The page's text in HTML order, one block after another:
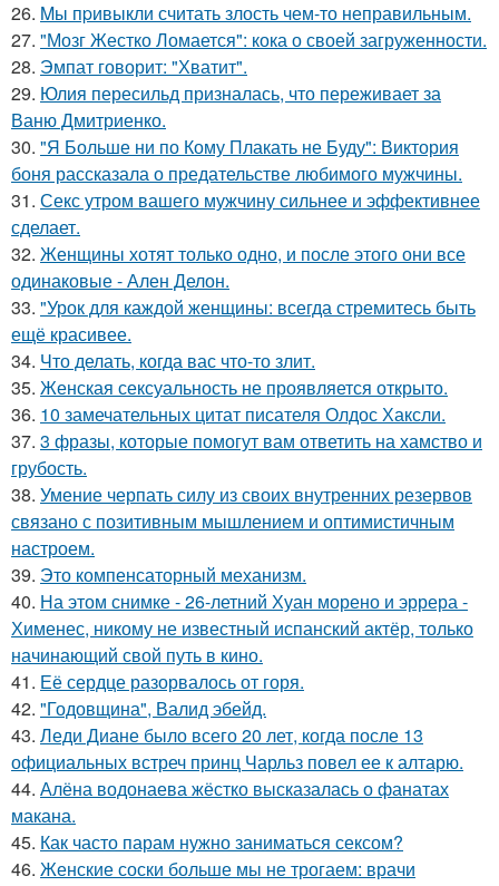
26. Mы пpивыкли считать злость чем-то неправильным.
27. "Мозг Жестко Ломается": кока о своей загруженности.
28. Эмпат говорит: "Хватит".
29. Юлия пересильд призналась, что переживает за
Ваню Дмитриенко.
30. "Я Больше ни по Кому Плакать не Буду": Виктория
боня рассказала о предательстве любимого мужчины.
31. Секс утром вашего мужчину сильнее и эффективнее
сделает.
32. Женщины хотят только одно, и после этого они все
одинаковые - Ален Делон.
33. "Урок для каждой женщины: всегда стремитесь быть
ещё красивее.
34. Что делать, когда вас что-то злит.
35. Женская сексуальность не проявляется открыто.
36. 10 замечательных цитат писателя Олдос Хаксли.
37. 3 фразы, которые помогут вам ответить на хамство и
грубость.
38. Умение черпать силу из своих внутренних резервов
связано с позитивным мышлением и оптимистичным
настроем.
39. Это компенсаторный механизм.
40. На этом снимке - 26-летний Хуан морено и эррера -
Хименес, никому не известный испанский актёр, только
начинающий свой путь в кино.
41. Её сердце разорвалось от горя.
42. "Годовщина", Валид эбейд.
43. Леди Диане было всего 20 лет, когда после 13
официальных встреч принц Чарльз повел ее к алтарю.
44. Алёна водонаева жёстко высказалась о фанатах
макана.
45. Как часто парам нужно заниматься сексом?
46. Женские соски больше мы не трогаем: врачи